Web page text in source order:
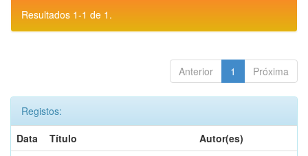
Resultados 1-1 de 1.
Anterior 1 Próxima
Registos:
Data
Título
Autor(es)